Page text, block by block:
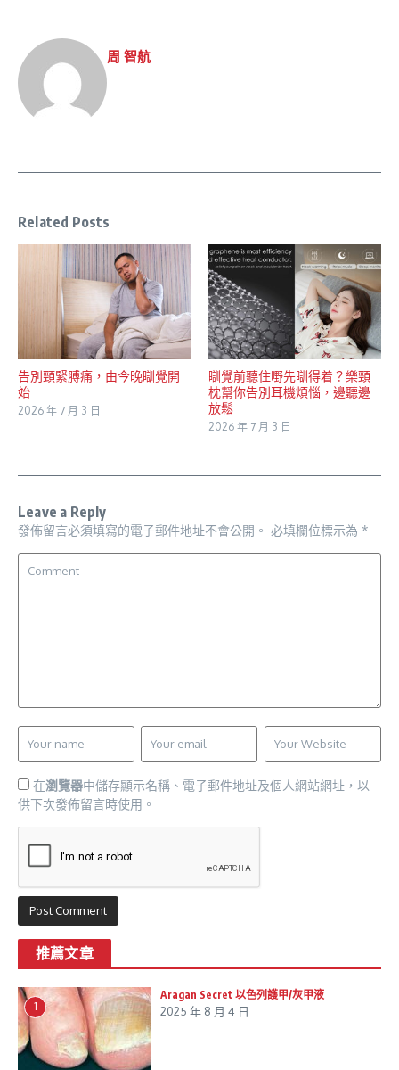
周 智航
Related Posts
告別頸緊膊痛，由今晚瞓覺開
始
2026 年 7 月 3 日
瞓覺前聽住嘢先瞓得着？樂頸
枕幫你告別耳機煩惱，邊聽邊
放鬆
2026 年 7 月 3 日
Leave a Reply
發佈留言必須填寫的電子郵件地址不會公開。 必填欄位標示為 *
在瀏覽器中儲存顯示名稱、電子郵件地址及個人網站網址，以
供下次發佈留言時使用。
推薦文章
1
Aragan Secret 以色列護甲/灰甲液
2025 年 8 月 4 日